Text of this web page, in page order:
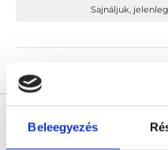
Beleegyezés
Sajnáljuk,
* Szakorvos jelölt (rezidens):
orvos, aki jogszabályok szerinti
megszerzésére irányuló
önállóan nem végezhető